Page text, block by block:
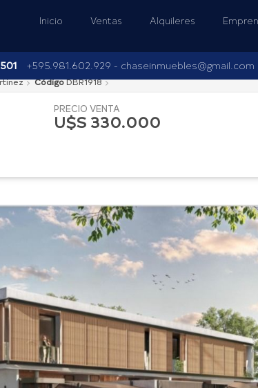
Inicio Ventas Alquileres
+595.981.602.929 - chaseinmuebles@gmail.com
CódigoDBR1918
PRECIO VENTA
U$S 330.000